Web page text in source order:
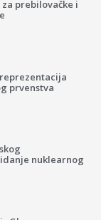
prebilovačke i
prvenstva
nuklearnog